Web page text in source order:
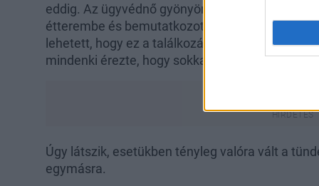
eddig. Az ügyvédnő gyönyörű volt, mindenkinek
étterembe és bemutatkozott. George egész
lehetett, hogy ez a találkozás nem olyan, mint
mindenki érezte, hogy sokkal többet jelentenek
Úgy látszik, esetükben tényleg valóra vált a
egymásra.